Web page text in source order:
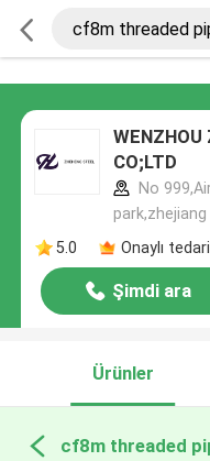
WENZHOU
CO;LTD
No
park,zhejiang
5.0
Onaylı
Şimdi ara
Ürünler
cf8m threaded